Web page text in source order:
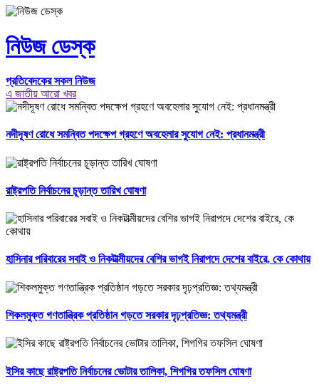
নিউজ ডেস্ক
প্রতিবেদকের সকল নিউজ
এ জাতীয় আরো খবর
নদীদূষণ রোধে সমন্বিত পদক্ষেপ গ্রহণে অবহেলার সুযোগ নেই: প্রধানমন্ত্রী
রাষ্ট্রপতি নির্বাচনের চূড়ান্ত তারিখ ঘোষণা
হাসিনার পরিবারের সবাই ও নিকটাত্মীয়দের বেশির ভাগই নিরাপদে দেশের বাইরে, কে কোথায়
শিকলমুক্ত গণতান্ত্রিক প্রতিষ্ঠান গড়তে সরকার দৃঢ়প্রতিজ্ঞ: তথ্যমন্ত্রী
ইসির কাছে রাষ্ট্রপতি নির্বাচনের ভোটার তালিকা, শিগগির তফসিল ঘোষণা